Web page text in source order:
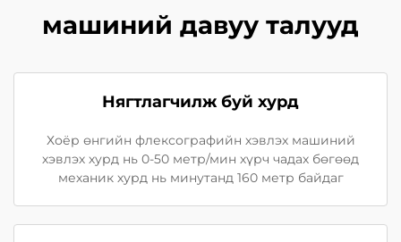
машиний давуу талууд
Нягтлагчилж буй хурд
Хоёр өнгийн флексографийн хэвлэх машиний
хэвлэх хурд нь 0-50 метр/мин хүрч чадах бөгөөд
механик хурд нь минутанд 160 метр байдаг